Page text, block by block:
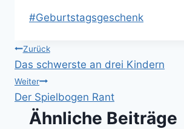
Schlagworte:
#Geburtstagsgeschenk
Beitragsnavigation
Zurück
Das schwerste an drei Kindern
Weiter
Der Spielbogen Rant
Ähnliche Beiträge